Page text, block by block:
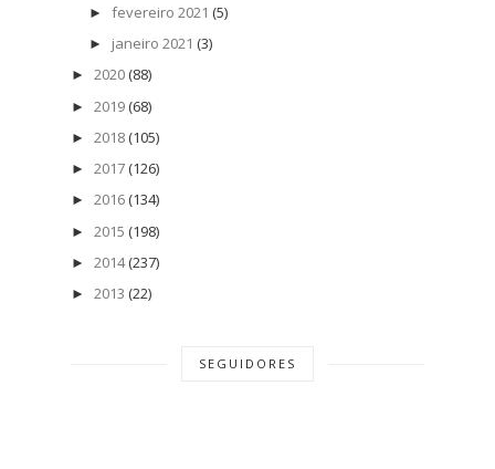
► fevereiro 2021 (5)
► janeiro 2021 (3)
► 2020 (88)
► 2019 (68)
► 2018 (105)
► 2017 (126)
► 2016 (134)
► 2015 (198)
► 2014 (237)
► 2013 (22)
SEGUIDORES